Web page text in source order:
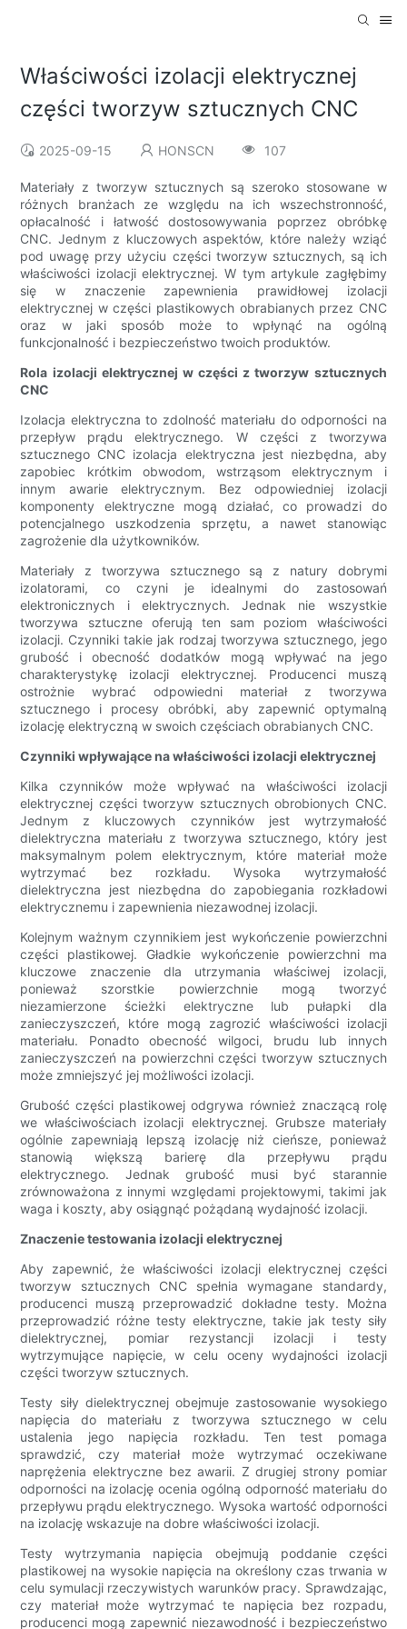
Właściwości izolacji elektrycznej
części tworzyw sztucznych CNC
2025-09-15 HONSCN 107
Materiały z tworzyw sztucznych są szeroko stosowane w
różnych branżach ze względu na ich wszechstronność,
opłacalność i łatwość dostosowywania poprzez obróbkę
CNC. Jednym z kluczowych aspektów, które należy wziąć
pod uwagę przy użyciu części tworzyw sztucznych, są ich
właściwości izolacji elektrycznej. W tym artykule zagłębimy
się w znaczenie zapewnienia prawidłowej izolacji
elektrycznej w części plastikowych obrabianych przez CNC
oraz w jaki sposób może to wpłynąć na ogólną
funkcjonalność i bezpieczeństwo twoich produktów.
Rola izolacji elektrycznej w części z tworzyw sztucznych
CNC
Izolacja elektryczna to zdolność materiału do odporności na
przepływ prądu elektrycznego. W części z tworzywa
sztucznego CNC izolacja elektryczna jest niezbędna, aby
zapobiec krótkim obwodom, wstrząsom elektrycznym i
innym awarie elektrycznym. Bez odpowiedniej izolacji
komponenty elektryczne mogą działać, co prowadzi do
potencjalnego uszkodzenia sprzętu, a nawet stanowiąc
zagrożenie dla użytkowników.
Materiały z tworzywa sztucznego są z natury dobrymi
izolatorami, co czyni je idealnymi do zastosowań
elektronicznych i elektrycznych. Jednak nie wszystkie
tworzywa sztuczne oferują ten sam poziom właściwości
izolacji. Czynniki takie jak rodzaj tworzywa sztucznego, jego
grubość i obecność dodatków mogą wpływać na jego
charakterystykę izolacji elektrycznej. Producenci muszą
ostrożnie wybrać odpowiedni materiał z tworzywa
sztucznego i procesy obróbki, aby zapewnić optymalną
izolację elektryczną w swoich częściach obrabianych CNC.
Czynniki wpływające na właściwości izolacji elektrycznej
Kilka czynników może wpływać na właściwości izolacji
elektrycznej części tworzyw sztucznych obrobionych CNC.
Jednym z kluczowych czynników jest wytrzymałość
dielektryczna materiału z tworzywa sztucznego, który jest
maksymalnym polem elektrycznym, które materiał może
wytrzymać bez rozkładu. Wysoka wytrzymałość
dielektryczna jest niezbędna do zapobiegania rozkładowi
elektrycznemu i zapewnienia niezawodnej izolacji.
Kolejnym ważnym czynnikiem jest wykończenie powierzchni
części plastikowej. Gładkie wykończenie powierzchni ma
kluczowe znaczenie dla utrzymania właściwej izolacji,
ponieważ szorstkie powierzchnie mogą tworzyć
niezamierzone ścieżki elektryczne lub pułapki dla
zanieczyszczeń, które mogą zagrozić właściwości izolacji
materiału. Ponadto obecność wilgoci, brudu lub innych
zanieczyszczeń na powierzchni części tworzyw sztucznych
może zmniejszyć jej możliwości izolacji.
Grubość części plastikowej odgrywa również znaczącą rolę
we właściwościach izolacji elektrycznej. Grubsze materiały
ogólnie zapewniają lepszą izolację niż cieńsze, ponieważ
stanowią większą barierę dla przepływu prądu
elektrycznego. Jednak grubość musi być starannie
zrównoważona z innymi względami projektowymi, takimi jak
waga i koszty, aby osiągnąć pożądaną wydajność izolacji.
Znaczenie testowania izolacji elektrycznej
Aby zapewnić, że właściwości izolacji elektrycznej części
tworzyw sztucznych CNC spełnia wymagane standardy,
producenci muszą przeprowadzić dokładne testy. Można
przeprowadzić różne testy elektryczne, takie jak testy siły
dielektrycznej, pomiar rezystancji izolacji i testy
wytrzymujące napięcie, w celu oceny wydajności izolacji
części tworzyw sztucznych.
Testy siły dielektrycznej obejmuje zastosowanie wysokiego
napięcia do materiału z tworzywa sztucznego w celu
ustalenia jego napięcia rozkładu. Ten test pomaga
sprawdzić, czy materiał może wytrzymać oczekiwane
naprężenia elektryczne bez awarii. Z drugiej strony pomiar
odporności na izolację ocenia ogólną odporność materiału do
przepływu prądu elektrycznego. Wysoka wartość odporności
na izolację wskazuje na dobre właściwości izolacji.
Testy wytrzymania napięcia obejmują poddanie części
plastikowej na wysokie napięcia na określony czas trwania w
celu symulacji rzeczywistych warunków pracy. Sprawdzając,
czy materiał może wytrzymać te napięcia bez rozpadu,
producenci mogą zapewnić niezawodność i bezpieczeństwo